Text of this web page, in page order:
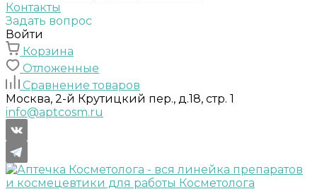
Контакты
Задать вопрос
Войти
Корзина
Отложенные
Сравнение товаров
Москва, 2-й Крутицкий пер., д.18, стр. 1
info@aptcosm.ru